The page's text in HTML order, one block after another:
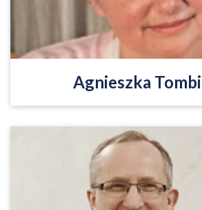
Agnieszka
Czytaj więcej
Absolwent germanistyki i historii